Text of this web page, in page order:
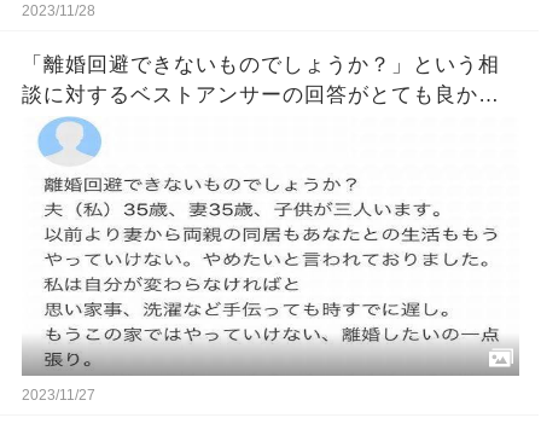
2023/11/28
「離婚回避できないものでしょうか？」という相
談に対するベストアンサーの回答がとても良かっ
たｗｗ
2023/11/27